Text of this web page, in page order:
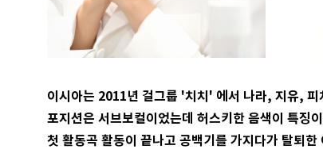
이시아는 2011년 걸그룹 '치치' 에서 나라, 지유,
포지션은 서브보컬이었는데 허스키한 음색이 특징
첫 활동곡 활동이 끝나고 공백기를 가지다가 탈퇴